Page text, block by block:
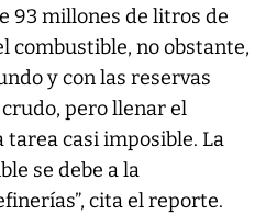
93 millones de litros de
combustible, no obstante,
y con las reservas
pero llenar el
tarea casi imposible. La
se debe a la
cita el reporte.